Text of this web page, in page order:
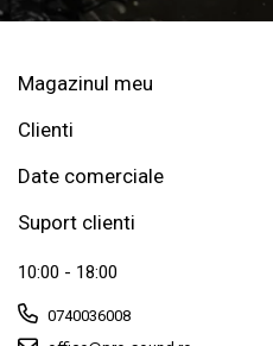
Magazinul meu
Clienti
Date comerciale
Suport clienti
10:00 - 18:00
0740036008